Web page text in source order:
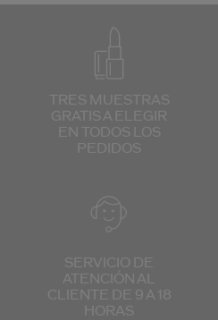
TRES MUESTRAS
GRATIS A ELEGIR
EN TODOS LOS
PEDIDOS
SERVICIO DE
ATENCIÓN AL
CLIENTE DE 9 A 18
HORAS